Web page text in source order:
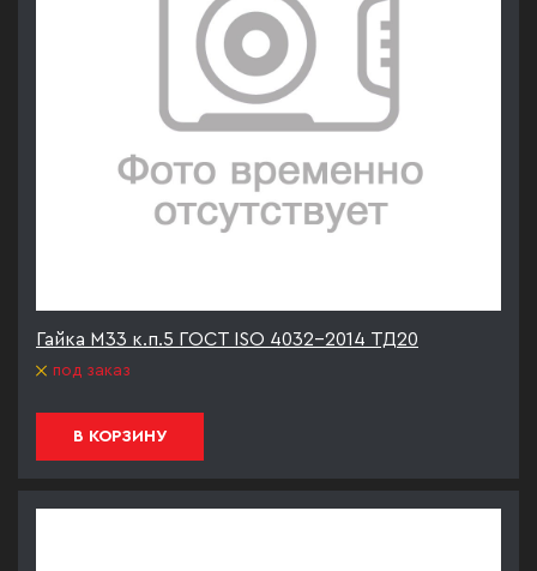
Гайка М33 к.п.5 ГОСТ ISO 4032-2014 ТД20
под заказ
В КОРЗИНУ